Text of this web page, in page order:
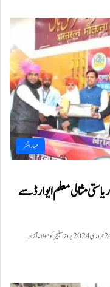
مہاراشٹر
مثالی معلم ایوارڈ سے